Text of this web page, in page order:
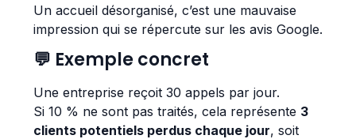
Un accueil désorganisé, c’est une mauvaise
impression qui se répercute sur les avis Google.
💬 Exemple concret
Une entreprise reçoit 30 appels par jour.
Si 10 % ne sont pas traités, cela représente 3
clients potentiels perdus chaque jour, soit